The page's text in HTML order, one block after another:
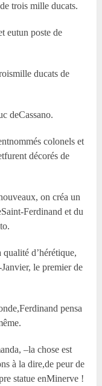
trois mille ducats.
eutun poste de
ducats de
deCassano.
colonels et
décorés de
on créa un
Ferdinand et du
d’hérétique,
le premier de
pensa
–la chose est
à la dire,de peur de
statue enMinerve !